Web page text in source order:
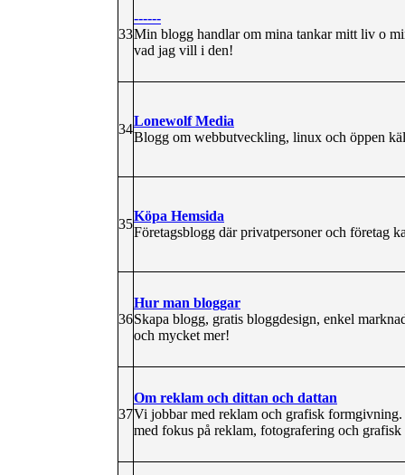
33
------
Min blogg handlar om mina tankar mitt liv o
vad jag vill i den!
34
Lonewolf Media
Blogg om webbutveckling, linux och öppen
35
Köpa Hemsida
Företagsblogg där privatpersoner och företag
36
Hur man bloggar
Skapa blogg, gratis bloggdesign, enkel
och mycket mer!
37
Om reklam och dittan och dattan
Vi jobbar med reklam och grafisk
med fokus på reklam, fotografering och